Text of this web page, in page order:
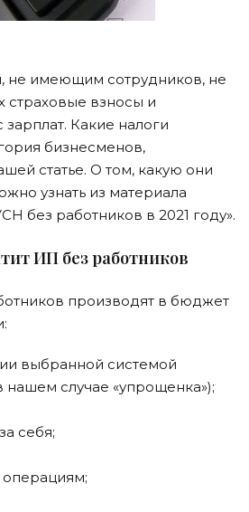
не имеющим сотрудников, не
страховые взносы и
Какие налоги
бизнесменов,
статье. О том, какую они
узнать из материала
без работников в 2021 году».
ИП без работников
производят в бюджет
выбранной системой
случае «упрощенка»);
себя;